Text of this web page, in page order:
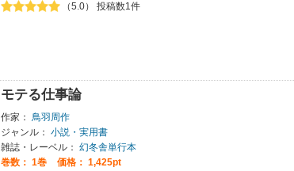
（5.0） 投稿数1件
モテる仕事論
作家： 鳥羽周作
ジャンル： 小説・実用書
雑誌・レーベル： 幻冬舎単行本
巻数： 1巻
価格： 1,425pt